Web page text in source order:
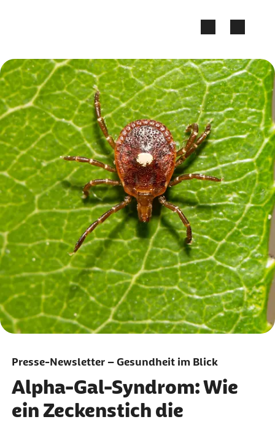
Presse-Newsletter – Gesundheit im Blick
Alpha-Gal-Syndrom: Wie
ein Zeckenstich die